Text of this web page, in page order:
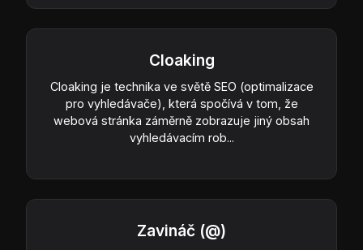
Cloaking
Cloaking je technika ve světě SEO (optimalizace
pro vyhledávače), která spočívá v tom, že
webová stránka záměrně zobrazuje jiný obsah
vyhledávacím rob...
Zavináč (@)